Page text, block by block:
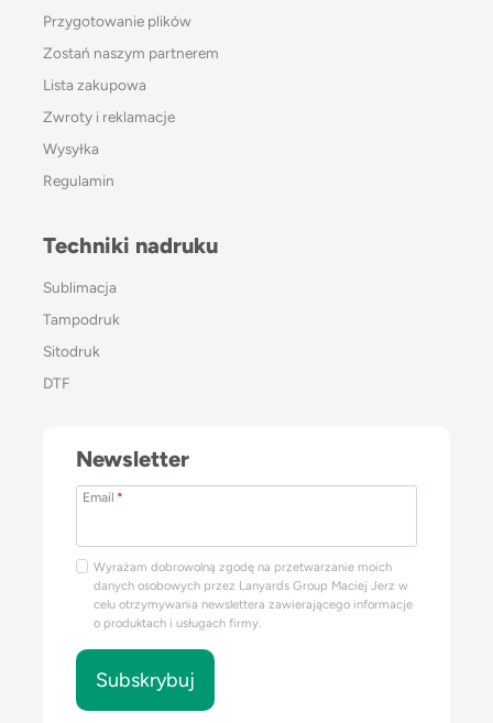
Przygotowanie plików
Zostań naszym partnerem
Lista zakupowa
Zwroty i reklamacje
Wysyłka
Regulamin
Techniki nadruku
Sublimacja
Tampodruk
Sitodruk
DTF
Newsletter
Email *
Wyrażam dobrowolną zgodę na przetwarzanie moich
danych osobowych przez Lanyards Group Maciej Jerz w
celu otrzymywania newslettera zawierającego informacje
o produktach i usługach firmy.
Subskrybuj